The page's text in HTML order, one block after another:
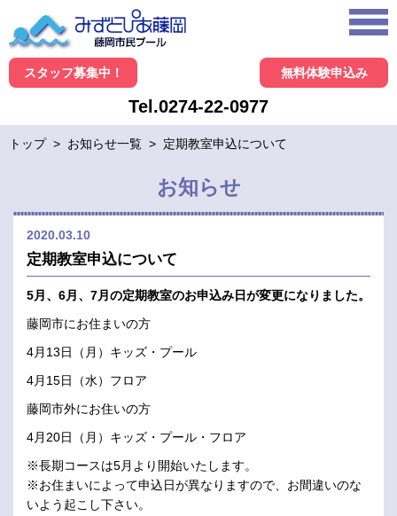
スタッフ募集中！ 無料体験申込み
Tel.0274-22-0977
トップ > お知らせ一覧 > 定期教室申込について
お知らせ
2020.03.10
定期教室申込について
5月、6月、7月の定期教室のお申込み日が変更になりました。
藤岡市にお住まいの方
4月13日（月）キッズ・プール
4月15日（水）フロア
藤岡市外にお住いの方
4月20日（月）キッズ・プール・フロア
※長期コースは5月より開始いたします。
※お住まいによって申込日が異なりますので、お間違いのな
いよう起こし下さい。